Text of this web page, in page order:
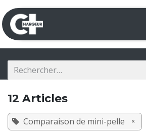
Se rendre au contenu
12 Articles
Comparaison de mini-pelle ×